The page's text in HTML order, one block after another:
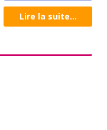
Lire la suite...